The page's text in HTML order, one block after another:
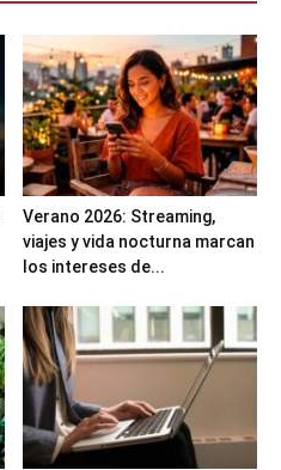
Verano 2026: Streaming,
viajes y vida nocturna marcan
los intereses de...